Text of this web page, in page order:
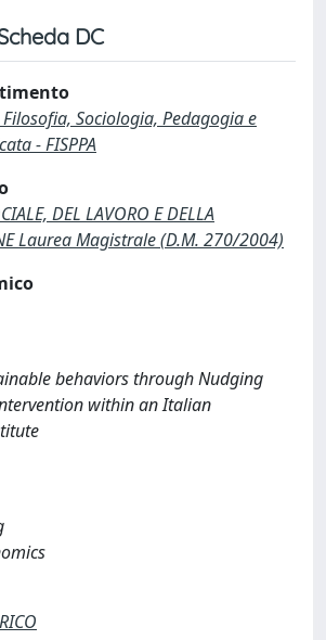
DC
Sociologia, Pedagogia e
- FISPPA
DEL LAVORO E DELLA
Laurea Magistrale (D.M. 270/2004)
behaviors through Nudging
within an Italian